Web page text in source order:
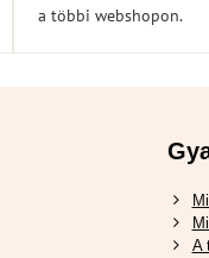
a többi webshopon.
A